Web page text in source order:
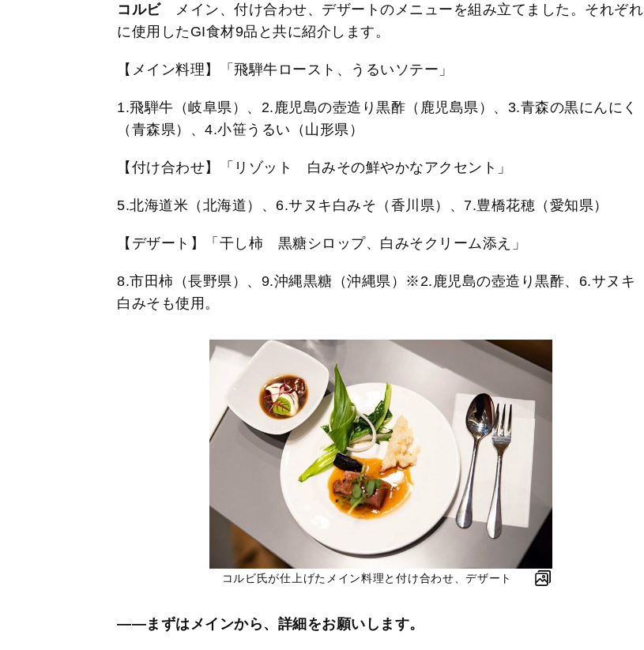
コルビメイン、付け合わせ、デザートのメニューを組み立てました。それぞれ
に使用したGI食材9品と共に紹介します。
【メイン料理】「飛騨牛ロースト、うるいソテー」
1.飛騨牛（岐阜県）、2.鹿児島の壺造り黒酢（鹿児島県）、3.青森の黒にんにく
（青森県）、4.小笹うるい（山形県）
【付け合わせ】「リゾット 白みその鮮やかなアクセント」
5.北海道米（北海道）、6.サヌキ白みそ（香川県）、7.豊橋花穂（愛知県）
【デザート】「干し柿 黒糖シロップ、白みそクリーム添え」
8.市田柿（長野県）、9.沖縄黒糖（沖縄県）※2.鹿児島の壺造り黒酢、6.サヌキ
白みそも使用。
コルビ氏が仕上げたメイン料理と付け合わせ、デザート
――まずはメインから、詳細をお願いします。